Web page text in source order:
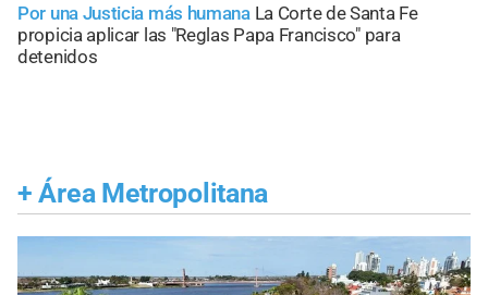
Por una Justicia más humana La Corte de Santa Fe
propicia aplicar las "Reglas Papa Francisco" para
detenidos
+ Área Metropolitana